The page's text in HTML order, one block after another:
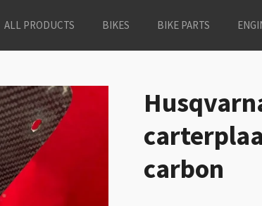
ALL PRODUCTS BIKES BIKE PARTS
carbon